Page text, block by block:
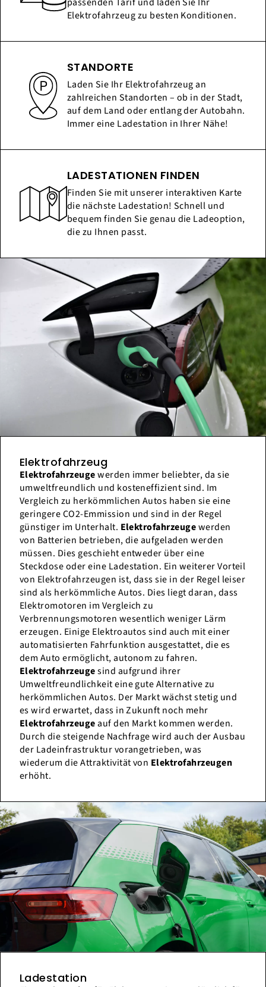
Elektrofahrzeug zu besten Konditionen.
STANDORTE
Laden Sie Ihr Elektrofahrzeug an
zahlreichen Standorten – ob in der Stadt,
auf dem Land oder entlang der Autobahn.
Immer eine Ladestation in Ihrer Nähe!
LADESTATIONEN FINDEN
Finden Sie mit unserer interaktiven Karte
die nächste Ladestation! Schnell und
bequem finden Sie genau die Ladeoption,
die zu Ihnen passt.
Elektrofahrzeug
Elektrofahrzeugewerden immer beliebter, da sie
umweltfreundlich und kosteneffizient sind. Im
Vergleich zu herkömmlichen Autos haben sie eine
geringere CO2-Emmission und sind in der Regel
günstiger im Unterhalt. Elektrofahrzeugewerden
von Batterien betrieben, die aufgeladen werden
müssen. Dies geschieht entweder über eine
Steckdose oder eine Ladestation. Ein weiterer Vorteil
von Elektrofahrzeugen ist, dass sie in der Regel leiser
sind als herkömmliche Autos. Dies liegt daran, dass
Elektromotoren im Vergleich zu
Verbrennungsmotoren wesentlich weniger Lärm
erzeugen. Einige Elektroautos sind auch mit einer
automatisierten Fahrfunktion ausgestattet, die es
dem Auto ermöglicht, autonom zu fahren.
Elektrofahrzeugesind aufgrund ihrer
Umweltfreundlichkeit eine gute Alternative zu
herkömmlichen Autos. Der Markt wächst stetig und
es wird erwartet, dass in Zukunft noch mehr
Elektrofahrzeugeauf den Markt kommen werden.
Durch die steigende Nachfrage wird auch der Ausbau
der Ladeinfrastruktur vorangetrieben, was
wiederum die Attraktivität von Elektrofahrzeugen
erhöht.
Ladestation